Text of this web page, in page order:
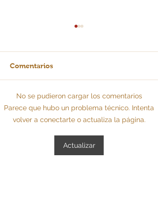
La IA: ¿escalera o
barrera para MiPymes?
Comentarios
No se pudieron cargar los comentarios
Parece que hubo un problema técnico. Intenta
volver a conectarte o actualiza la página.
Actualizar